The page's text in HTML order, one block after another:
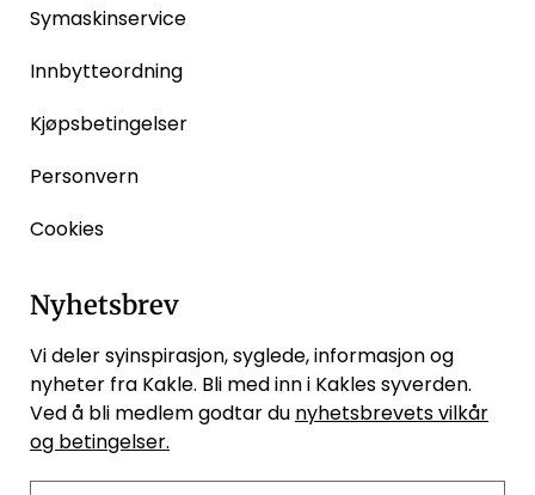
Symaskinservice
Innbytteordning
Kjøpsbetingelser
Personvern
Cookies
Nyhetsbrev
Vi deler syinspirasjon, syglede, informasjon og
nyheter fra Kakle. Bli med inn i Kakles syverden.
Ved å bli medlem godtar du nyhetsbrevets vilkår
og betingelser.